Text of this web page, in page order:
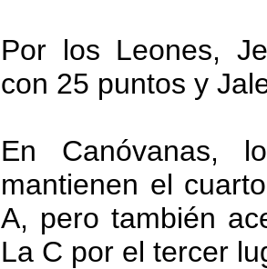
Por los Leones,
con 25 puntos y
En Canóvanas,
mantienen el
A, pero también
La C por el tercer